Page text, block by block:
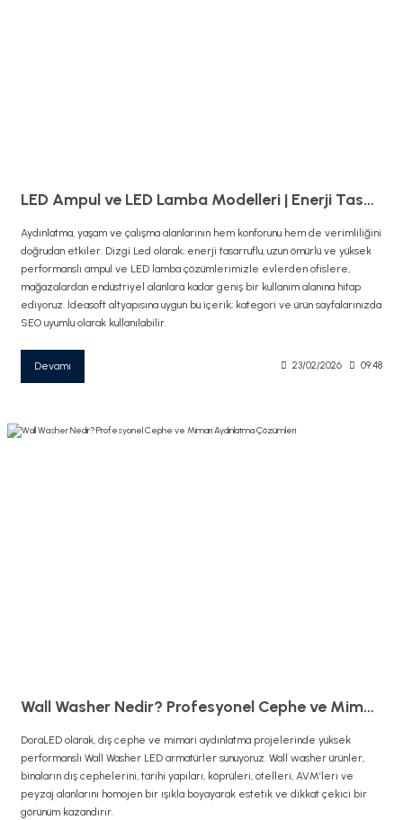
LED Ampul ve LED Lamba Modelleri | Enerji Tasarruflu Aydınlatma – Doraled
Aydınlatma, yaşam ve çalışma alanlarının hem konforunu hem de verimliliğini
doğrudan etkiler. Dizgi Led olarak; enerji tasarruflu, uzun ömürlü ve yüksek
performanslı ampul ve LED lamba çözümlerimizle evlerden ofislere,
mağazalardan endüstriyel alanlara kadar geniş bir kullanım alanına hitap
ediyoruz. İdeasoft altyapısına uygun bu içerik; kategori ve ürün sayfalarınızda
SEO uyumlu olarak kullanılabilir.
Devamı 23/02/2026 09:48
Wall Washer Nedir? Profesyonel Cephe ve Mimari Aydınlatma Çözümleri
DoraLED olarak, dış cephe ve mimari aydınlatma projelerinde yüksek
performanslı Wall Washer LED armatürler sunuyoruz. Wall washer ürünler,
binaların dış cephelerini, tarihi yapıları, köprüleri, otelleri, AVM’leri ve
peyzaj alanlarını homojen bir ışıkla boyayarak estetik ve dikkat çekici bir
görünüm kazandırır.